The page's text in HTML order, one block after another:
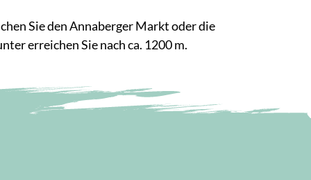
Sie den Annaberger Markt oder die
erreichen Sie nach ca. 1200 m.